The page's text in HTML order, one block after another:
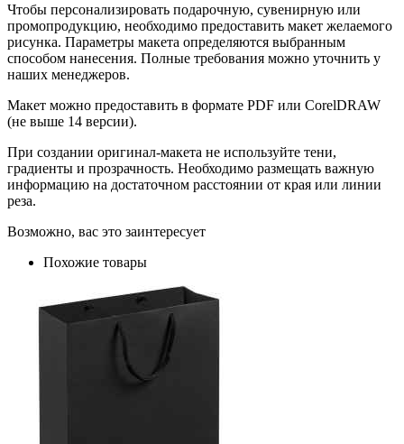
Чтобы персонализировать подарочную, сувенирную или
промопродукцию, необходимо предоставить макет желаемого
рисунка. Параметры макета определяются выбранным
способом нанесения. Полные требования можно уточнить у
наших менеджеров.
Макет можно предоставить в формате PDF или CorelDRAW
(не выше 14 версии).
При создании оригинал-макета не используйте тени,
градиенты и прозрачность. Необходимо размещать важную
информацию на достаточном расстоянии от края или линии
реза.
Возможно, вас это заинтересует
Похожие товары